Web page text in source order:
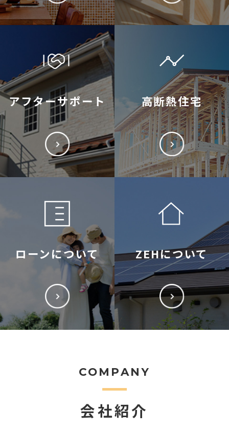
アフターサポート 高断熱住宅
ローンについて ZEHについて
COMPANY
会社紹介